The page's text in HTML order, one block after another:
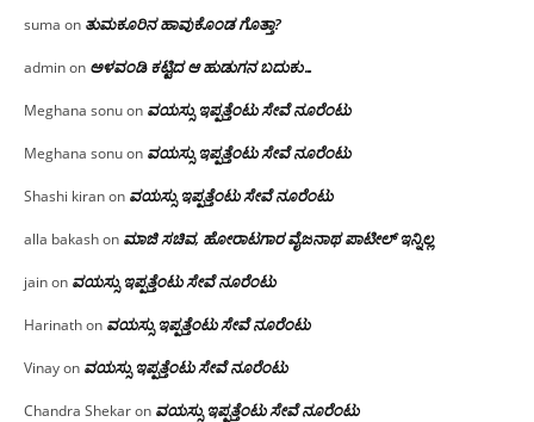
suma on ತುಮಕೂರಿನ ಹಾವುಕೊಂಡ ಗೊತ್ತಾ?
adminon ಅಳವಂಡಿ ಕಟ್ಟಿದ ಆ ಹುಡುಗನ ಬದುಕು…
Meghana sonuon ವಯಸ್ಸು ಇಪ್ಪತ್ತೆಂಟು ಸೇವೆ ನೂರೆಂಟು
Meghana sonuon ವಯಸ್ಸು ಇಪ್ಪತ್ತೆಂಟು ಸೇವೆ ನೂರೆಂಟು
Shashi kiranon ವಯಸ್ಸು ಇಪ್ಪತ್ತೆಂಟು ಸೇವೆ ನೂರೆಂಟು
alla bakashon ಮಾಜಿ ಸಚಿವ, ಹೋರಾಟಗಾರ ವೈಜನಾಥ ಪಾಟೀಲ್ ಇನ್ನಿಲ್ಲ
jainon ವಯಸ್ಸು ಇಪ್ಪತ್ತೆಂಟು ಸೇವೆ ನೂರೆಂಟು
Harinathon ವಯಸ್ಸು ಇಪ್ಪತ್ತೆಂಟು ಸೇವೆ ನೂರೆಂಟು
Vinayon ವಯಸ್ಸು ಇಪ್ಪತ್ತೆಂಟು ಸೇವೆ ನೂರೆಂಟು
Chandra Shekaron ವಯಸ್ಸು ಇಪ್ಪತ್ತೆಂಟು ಸೇವೆ ನೂರೆಂಟು